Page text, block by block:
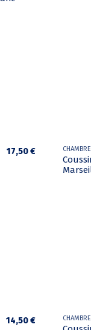
17,50 € CHAMBRE
14,50 € CHAMBRE